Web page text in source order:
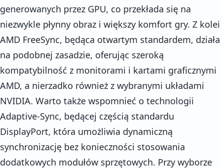
generowanych przez GPU, co przekłada się na
niezwykle płynny obraz i większy komfort gry. Z kolei
AMD FreeSync, będąca otwartym standardem, działa
na podobnej zasadzie, oferując szeroką
kompatybilność z monitorami i kartami graficznymi
AMD, a nierzadko również z wybranymi układami
NVIDIA. Warto także wspomnieć o technologii
Adaptive-Sync, będącej częścią standardu
DisplayPort, która umożliwia dynamiczną
synchronizację bez konieczności stosowania
dodatkowych modułów sprzętowych. Przy wyborze